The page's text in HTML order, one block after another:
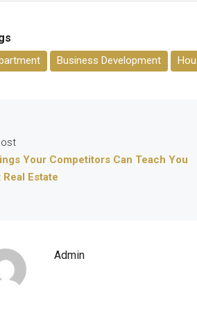
Business Development
Your Competitors Can Teach You
Estate
Admin